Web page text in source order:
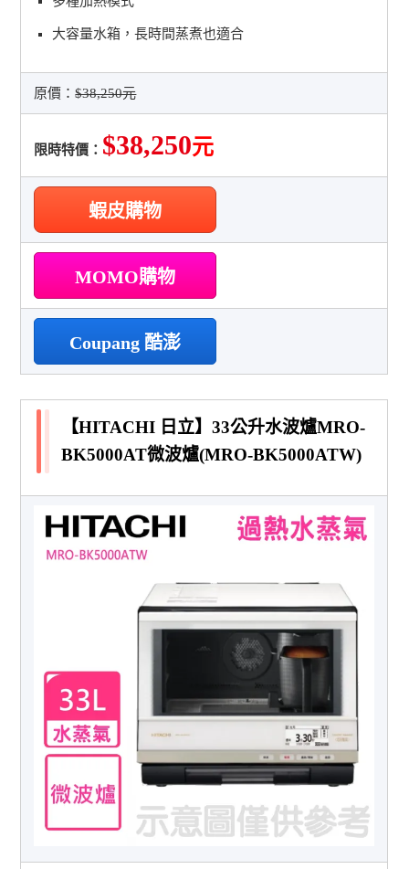
大容量水箱，長時間蒸煮也適合
原價：$38,250元
限時特價： $38,250元
蝦皮購物
MOMO購物
Coupang 酷澎
【HITACHI 日立】33公升水波爐MRO-
BK5000AT微波爐(MRO-BK5000ATW)